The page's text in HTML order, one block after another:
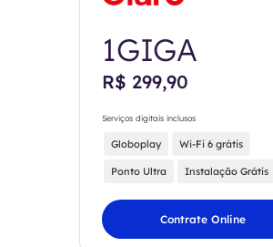
1GIGA
R$ 299,90
Serviços digitais inclusos
Globoplay Wi-Fi 6 grátis
Ponto Ultra Instalação Grátis
Contrate Online